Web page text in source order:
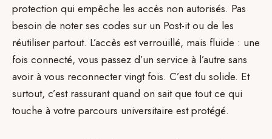
protection qui empêche les accès non autorisés. Pas
besoin de noter ses codes sur un Post-it ou de les
réutiliser partout. L’accès est verrouillé, mais fluide : une
fois connecté, vous passez d’un service à l’autre sans
avoir à vous reconnecter vingt fois. C’est du solide. Et
surtout, c’est rassurant quand on sait que tout ce qui
touche à votre parcours universitaire est protégé.